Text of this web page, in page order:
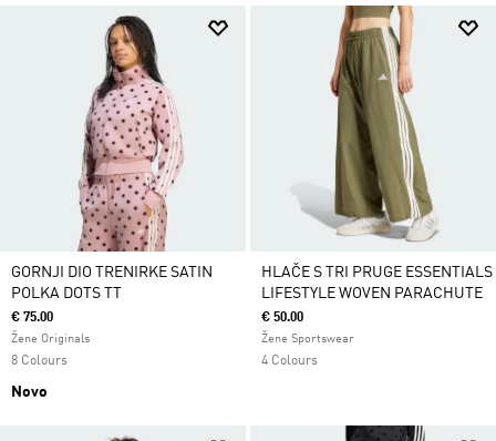
GORNJI DIO TRENIRKE SATIN
POLKA DOTS TT
€ 75.00
Žene Originals
8 Colours
Novo
HLAČE S TRI PRUGE ESSENTIALS
LIFESTYLE WOVEN PARACHUTE
€ 50.00
Žene Sportswear
4 Colours